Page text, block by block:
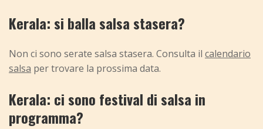
Kerala: si balla salsa stasera?
Non ci sono serate salsa stasera. Consulta il calendario
salsa per trovare la prossima data.
Kerala: ci sono festival di salsa in
programma?